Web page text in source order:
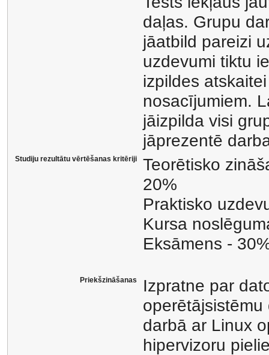
daļas. Grupu
jāatbild pareizi
uzdevumi tiktu
izpildes
nosacījumiem.
jāizpilda visi
jāprezentē
Studiju rezultātu vērtēšanas kritēriji
Teorētisko
20%
Praktisko
Kursa
Eksāmens -
Priekšzināšanas
Izpratne par
darbā ar Linux
hipervizoru